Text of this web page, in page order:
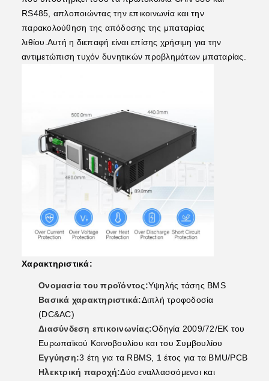
RS485, απλοποιώντας την επικοινωνία και την
παρακολούθηση της απόδοσης της μπαταρίας
λιθίου.Αυτή η διεπαφή είναι επίσης χρήσιμη για την
αντιμετώπιση τυχόν δυνητικών προβλημάτων μπαταρίας.
Χαρακτηριστικά:
Ονομασία του προϊόντος:Υψηλής τάσης BMS
Βασικά χαρακτηριστικά:Διπλή τροφοδοσία
(DC&AC)
Διασύνδεση επικοινωνίας:Οδηγία 2009/72/ΕΚ του
Ευρωπαϊκού Κοινοβουλίου και του Συμβουλίου
Εγγύηση:3 έτη για τα RBMS, 1 έτος για τα BMU/PCB
Ηλεκτρική παροχή:Δύο εναλλασσόμενοι και